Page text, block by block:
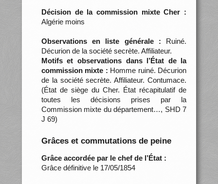
Décision de la commission mixte Cher :
Algérie moins
Observations en liste générale : Ruiné.
Décurion de la société secrète. Affiliateur.
Motifs et observations dans l’État de la
commission mixte : Homme ruiné. Décurion
de la société secrète. Affiliateur. Contumace.
(État de siège du Cher. État récapitulatif de
toutes les décisions prises par la
Commission mixte du département…, SHD 7
J 69)
Grâces et commutations de peine
Grâce accordée par le chef de l’État :
Grâce définitive le 17/05/1854